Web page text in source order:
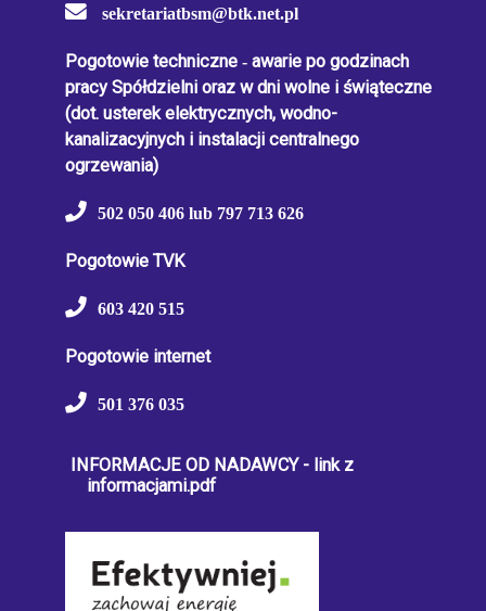
sekretariatbsm@btk.net.pl
Pogotowie techniczne - awarie po godzinach
pracy Spółdzielni oraz w dni wolne i świąteczne
(dot. usterek elektrycznych, wodno-
kanalizacyjnych i instalacji centralnego
ogrzewania)
502 050 406 lub 797 713 626
Pogotowie TVK
603 420 515
Pogotowie internet
501 376 035
INFORMACJE OD NADAWCY - link z
informacjami.pdf